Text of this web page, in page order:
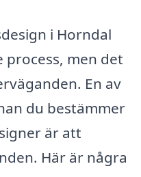
i Horndal
process, men det
En av
du bestämmer
är att
Här är några